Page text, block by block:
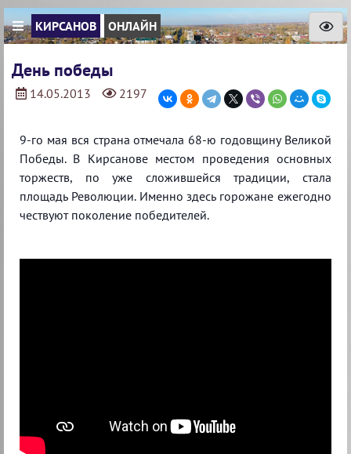
КИРСАНОВ ОНЛАЙН
День победы
14.05.2013 2197
9-го мая вся страна отмечала 68-ю годовщину Великой
Победы. В Кирсанове местом проведения основных
торжеств, по уже сложившейся традиции, стала
площадь Революции. Именно здесь горожане ежегодно
чествуют поколение победителей.